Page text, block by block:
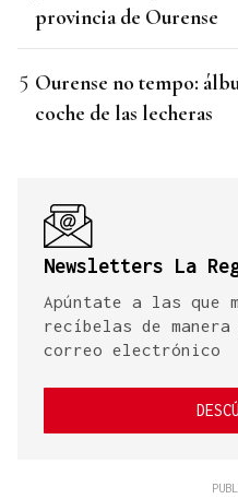
provincia de Ourense
Ourense no tempo:
coche de las lecheras
Newsletters La
Apúntate a las que
recíbelas de
correo electrónico